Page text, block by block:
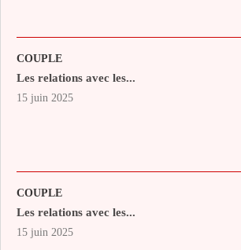
COUPLE
Les relations avec les...
15 juin 2025
COUPLE
Les relations avec les...
15 juin 2025